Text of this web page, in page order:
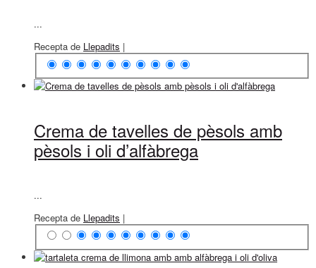
...
Recepta de Llepadits |
Crema de tavelles de pèsols amb
pèsols i oli d’alfàbrega
...
Recepta de Llepadits |